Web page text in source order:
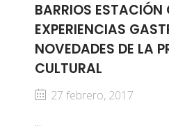
BARRIOS ESTACIÓN
EXPERIENCIAS
NOVEDADES DE LA
CULTURAL
27 febrero, 2017
...